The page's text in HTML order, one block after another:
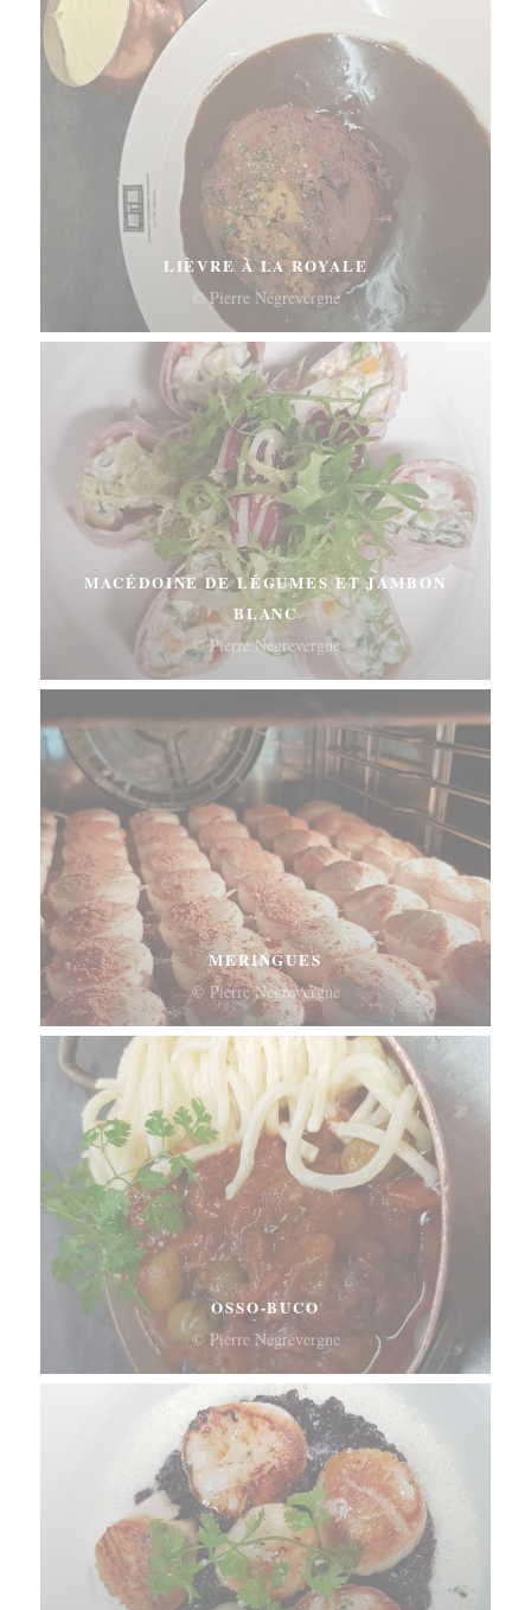
LIÈVRE À LA ROYALE
© Pierre Négrevergne
MACÉDOINE DE LÉGUMES ET JAMBON
BLANC
© Pierre Négrevergne
MERINGUES
© Pierre Négrevergne
OSSO-BUCO
© Pierre Négrevergne